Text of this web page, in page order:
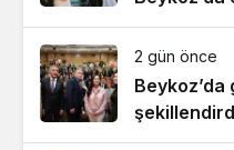
2 gün önce